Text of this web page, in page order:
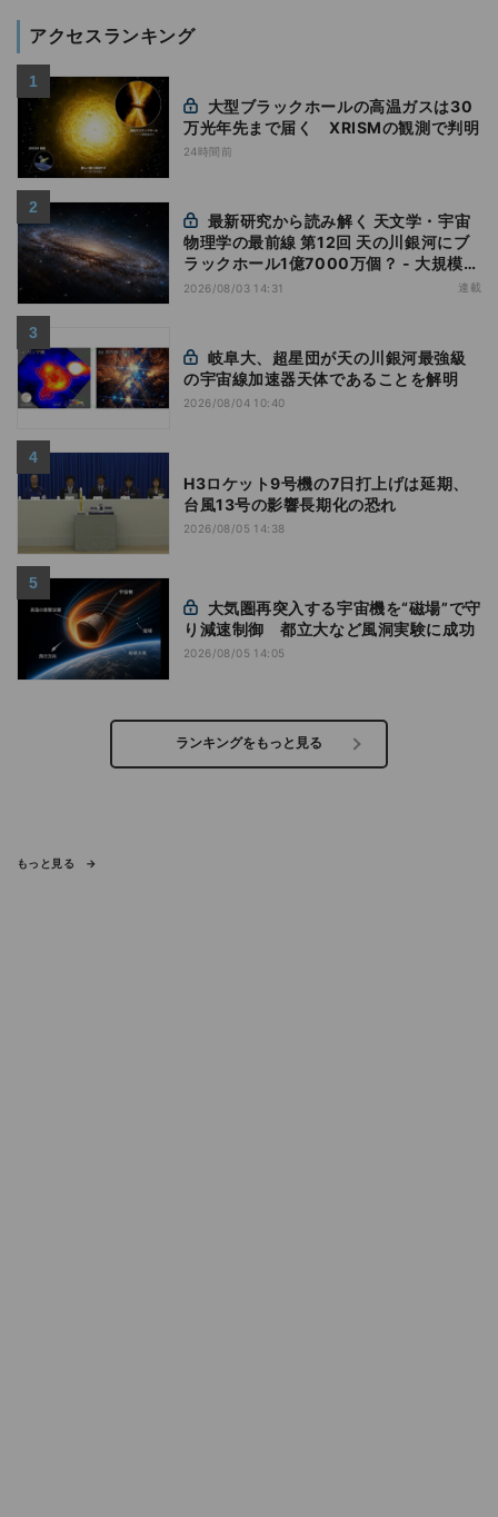
アクセスランキング
万光年先まで届く XRISMの観測で判明
24時間前
物理学の最前線 第12回 天の川銀河にブ
ラックホール1億7000万個？ - 大規模計
算が描くその分布
2026/08/03 14:31 連載
の宇宙線加速器天体であることを解明
2026/08/04 10:40
H3ロケット9号機の7日打上げは延期、
台風13号の影響長期化の恐れ
2026/08/05 14:38
り減速制御 都立大など風洞実験に成功
2026/08/05 14:05
ランキングをもっと見る
もっと見る